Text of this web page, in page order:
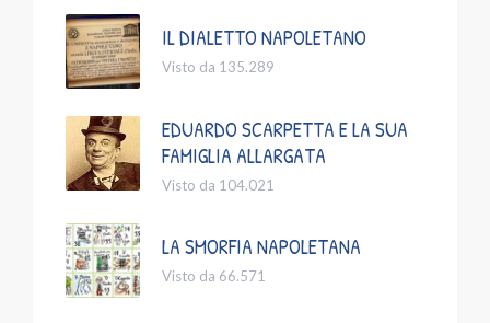
IL DIALETTO NAPOLETANO
Visto da 135.289
EDUARDO SCARPETTA E LA SUA
FAMIGLIA ALLARGATA
Visto da 104.021
LA SMORFIA NAPOLETANA
Visto da 66.571